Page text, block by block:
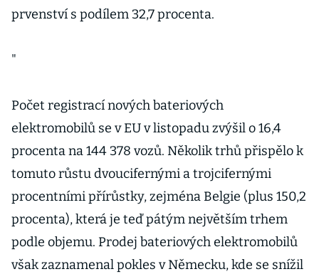
prvenství s podílem 32,7 procenta.
"
Počet registrací nových bateriových
elektromobilů se v EU v listopadu zvýšil o 16,4
procenta na 144 378 vozů. Několik trhů přispělo k
tomuto růstu dvoucifernými a trojcifernými
procentními přírůstky, zejména Belgie (plus 150,2
procenta), která je teď pátým největším trhem
podle objemu. Prodej bateriových elektromobilů
však zaznamenal pokles v Německu, kde se snížil